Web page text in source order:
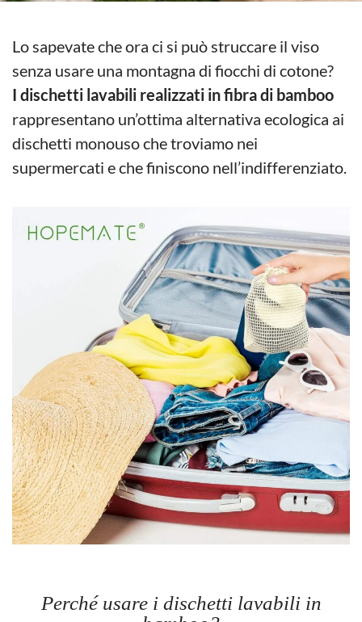
Lo sapevate che ora ci si può struccare il viso
senza usare una montagna di fiocchi di cotone?
I dischetti lavabili realizzati in fibra di bamboo
rappresentano un’ottima alternativa ecologica ai
dischetti monouso che troviamo nei
supermercati e che finiscono nell’indifferenziato.
Perché usare i dischetti lavabili in